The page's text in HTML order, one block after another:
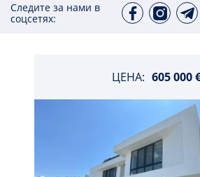
Следите за нами в
соцсетях:
ЦЕНА: 605 000